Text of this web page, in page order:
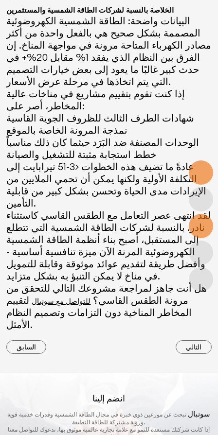
الخلاصة بالنسبة لشركات الطاقة الشمسية والمستثمرين
البيانات واضحة: الطاقة الشمسية الكهروضوئية
المصممة بشكل صحيح هي بالفعل واحدة من أكثر
مصادر الكهرباء المتاحة مرونة في مواجهة المناخ. إن
الفرق بين النظام الذي يفقد 1% مقابل 20%+ في
حدث كبير غالبًا ما يعود إلى بعض خيارات التصميم
التي يتم اتخاذها في مرحلة عرض الأسعار.
إذا كنت تقوم بتقييم مشاريع في مناخات عالية
المخاطر، أصر على:
شهادات الطرف الثالث للظروف الجوية القاسية
نمذجة المرونة الخاصة بالموقع
الوحدات المصنفة ضد البَرَد حيثما كان ذلك مناسباً
خطط استجابة مثبتة للتشغيل والصيانة
عادةً ما تضيف هذه الخطوات <3-51 تيرابايت إلى
التكلفة الأولية ولكنها يمكن أن تحمي الملايين من
الإيرادات مدى الحياة وتحسن بشكل كبير من قابلية
التأمين.
لقد انتهى عصر التعامل مع الطقس القاسي كاستثناء
نادر. بالنسبة لشركات الطاقة الشمسية التي تتطلع
إلى المستقبل، أصبح بناء أنظمة الطاقة الشمسية
الكهروضوئية المرنة الآن ميزة تنافسية أساسية -
وأفضل طريقة لتقديم عوائد موثوقة وقابلة للتمويل
في مناخ لا يمكن التنبؤ به بشكل متزايد.
هل أنت جاهز لمراجعة مشروعك التالي للتحقق من
مرونة الطقس القاسي؟ للتواصل مع سونبال لتقييم
المخاطر المناخية دون التزامات وتصميم النظام
الأمثل.
السابق التالي
انضم إلينا
سونبال تبحث عن موزعين ذوي خبرة في مجال الطاقة الشمسية وقدرات خدمية قوية
ورؤية مشتركة للطاقة النظيفة.
إذا كانت شركتك مستعدة للنمو مع علامة تجارية عالمية موثوق بها، ندعوك للتواصل معنا